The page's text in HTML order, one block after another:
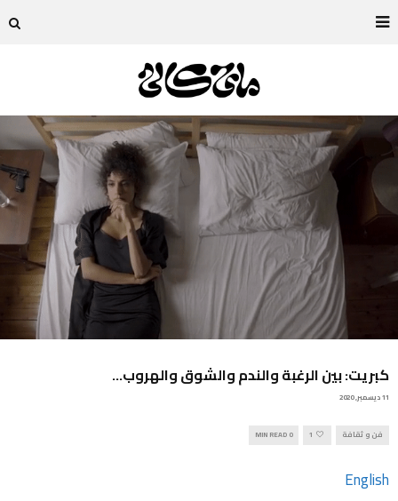
كبريت: بين الرغبة والندم والشوق والهروب…
11 ديسمبر, 2020
فن و ثقافة 1
0 MIN READ
English